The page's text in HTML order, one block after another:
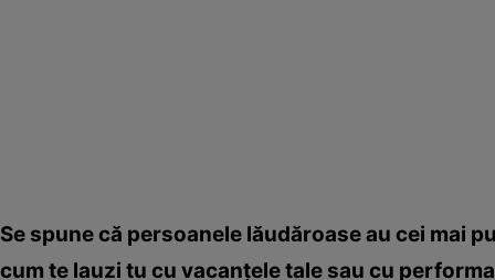
Se spune că persoanele lăudăroase au cei mai
cum te lauzi tu cu vacanţele tale sau cu